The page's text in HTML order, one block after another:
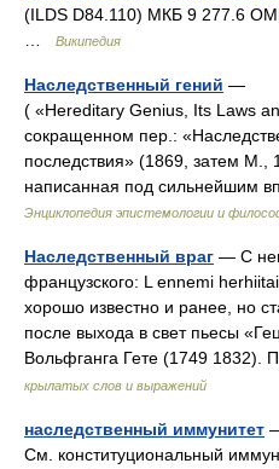
(ILDS D84.110) МКБ 9 277.6
Википедия
Наследственный гений —
( «Hereditary Genius, Its Laws
сокращенном пер.:
последствия» (1869, затем М.,
написанная под сильнейшим
Энциклопедия эпистемологии и
Наследственный враг — С
французского: L ennemi
хорошо известно и ранее, но
после выхода в свет пьесы
Вольфганга Гете (1749
крылатых слов и выражений
наследственный иммунитет
См. конституциональный